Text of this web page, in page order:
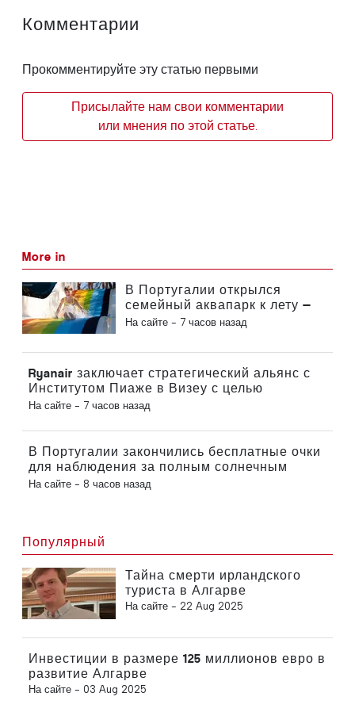
Комментарии
Прокомментируйте эту статью первыми
Присылайте нам свои комментарии
или мнения по этой статье.
More in
В Португалии открылся
семейный аквапарк к лету —
билеты стоят 2 евро
На сайте - 7 часов назад
Ryanair заключает стратегический альянс с
Институтом Пиаже в Визеу с целью
подготовки кадров для авиационной
На сайте - 7 часов назад
В Португалии закончились бесплатные очки
для наблюдения за полным солнечным
затмением
На сайте - 8 часов назад
Популярный
Тайна смерти ирландского
туриста в Алгарве
На сайте - 22 Aug 2025
Инвестиции в размере 125 миллионов евро в
развитие Алгарве
На сайте - 03 Aug 2025